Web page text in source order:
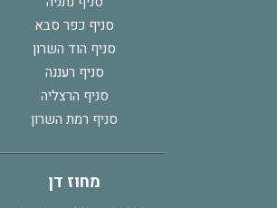
סניף כפר סבא
סניף הוד השרון
סניף רעננה
סניף הרצליה
סניף רמת השרון
מחוז דן